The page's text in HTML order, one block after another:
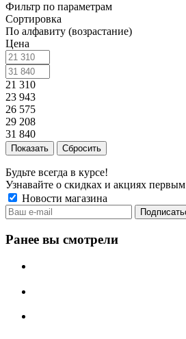
Фильтр по параметрам
Сортировка
По алфавиту (возрастание)
Цена
21 310
23 943
26 575
29 208
31 840
Сбросить
Будьте всегда в курсе!
Узнавайте о скидках и акциях первым
Новости магазина
Ранее вы смотрели